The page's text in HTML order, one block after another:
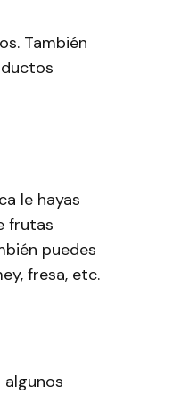
También
le hayas
frutas
puedes
fresa, etc.
algunos